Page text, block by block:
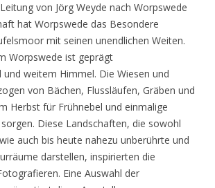
von Jörg Weyde nach Worpswede
hat Worpswede das Besondere
mit seinen unendlichen Weiten.
Worpswede ist geprägt
weitem Himmel. Die Wiesen und
von Bächen, Flussläufen, Gräben und
Herbst für Frühnebel und einmalige
Diese Landschaften, die sowohl
auch bis heute nahezu unberührte und
darstellen, inspirierten die
Eine Auswahl der